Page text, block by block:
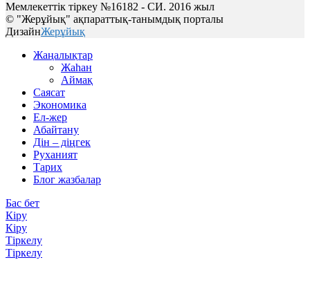
Мемлекеттік тіркеу №16182 - СИ. 2016 жыл
© "Жерұйық" ақпараттық-танымдық порталы
ДизайнЖерұйық
Жаңалықтар
Жаһан
Аймақ
Саясат
Экономика
Ел-жер
Абайтану
Дін – діңгек
Руханият
Тарих
Блог жазбалар
Бас бет
Кіру
Кіру
Тіркелу
Тіркелу